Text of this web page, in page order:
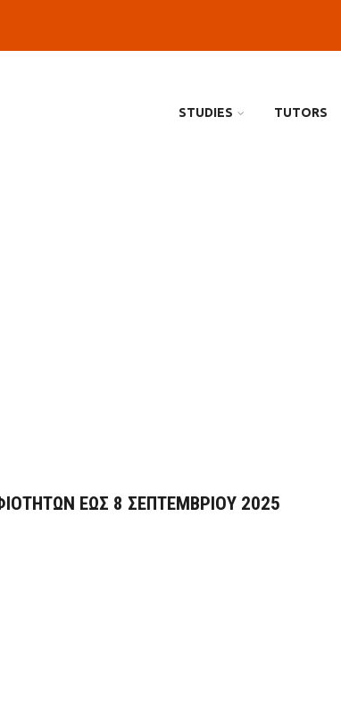
STUDIES TUTORS
ΕΩΣ 8 ΣΕΠΤΕΜΒΡΙΟΥ 2025